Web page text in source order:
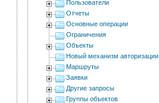
Пользователи
Отчеты
Основные операции
Ограничения
Объекты
Новый механизм авторизации
Маршруты
Заявки
Другие запросы
Группы объектов